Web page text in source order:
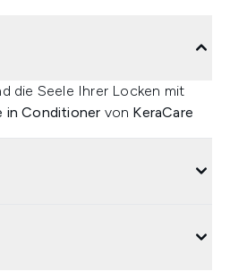
die Seele Ihrer Locken mit
in Conditioner von KeraCare